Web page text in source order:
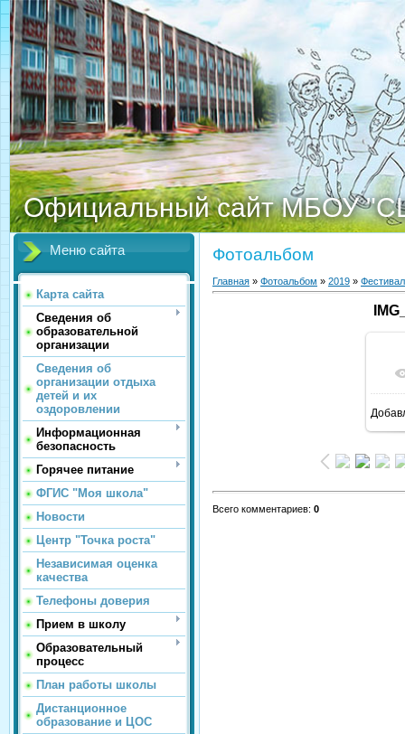
Официальный сайт МБОУ
Меню сайта
Карта сайта
Сведения об
образовательной
организации
Сведения об
организации отдыха
детей и их
оздоровлении
Информационная
безопасность
Горячее питание
ФГИС "Моя школа"
Новости
Центр "Точка роста"
Независимая оценка
качества
Телефоны доверия
Прием в школу
Образовательный
процесс
План работы школы
Дистанционное
образование и ЦОС
Фотоальбом
Главная » Фотоальбом » 2019 »
Всего комментариев: 0